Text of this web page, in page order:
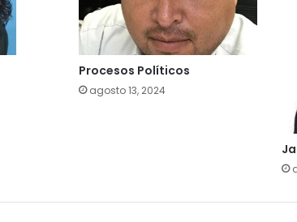
Procesos Políticos
agosto 13, 2024